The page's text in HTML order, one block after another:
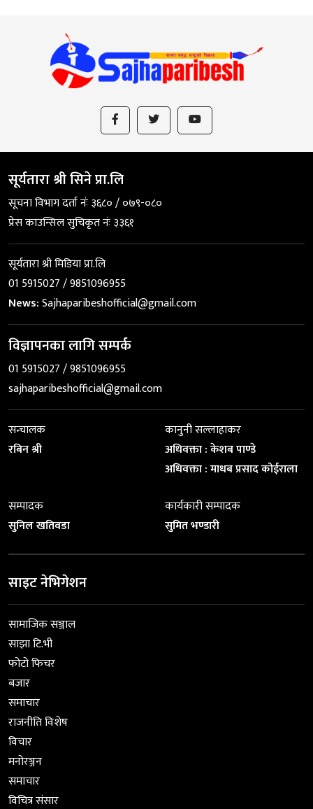
सूर्यतारा श्री सिने प्रा.लि
सूचना विभाग दर्ता नंः ३६८० / ०७९-०८०
प्रेस काउन्सिल सुचिकृत नंः ३३६१
सूर्यतारा श्री मिडिया प्रा.लि
01 5915027 / 9851096955
News:Sajhaparibeshofficial@gmail.com
विज्ञापनका लागि सम्पर्क
01 5915027 / 9851096955
sajhaparibeshofficial@gmail.com
सन्चालक
रबिन श्री
कानुनी सल्लाहाकर
अधिवक्ता : केशब पाण्डे
अधिवक्ता : माधब प्रसाद कोईराला
सम्पादक
सुनिल खतिवडा
कार्यकारी सम्पादक
सुमित भण्डारी
साइट नेभिगेशन
सामाजिक सञ्जाल
साझा टि.भी
फोटो फिचर
बजार
समाचार
राजनीति विशेष
विचार
मनोरञ्जन
समाचार
विचित्र संसार